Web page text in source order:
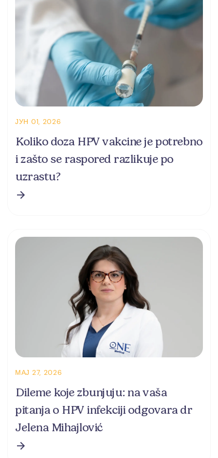
ЈУН 01, 2026
Koliko doza HPV vakcine je potrebno
i zašto se raspored razlikuje po
uzrastu?
МАЈ 27, 2026
Dileme koje zbunjuju: na vaša
pitanja o HPV infekciji odgovara dr
Jelena Mihajlović